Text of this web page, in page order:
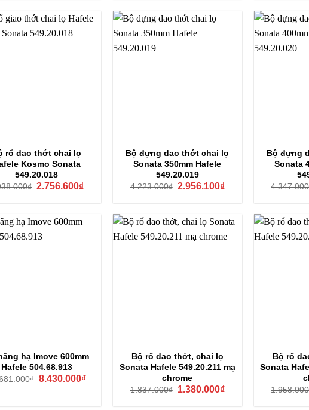
rổ dao thớt chai lọ
Kosmo Sonata
549.20.018
₫ Giá
là:
2.756.600₫Giá
tại
2.756.600₫.
Bộ đựng dao thớt chai lọ
Sonata 350mm Hafele
549.20.019
4.223.000₫ Giá
là:
2.956.100₫Giá
tại
2.956.100₫.
Bộ đựng
Sonata
4.347.000
hạ Imove 600mm
Hafele 504.68.913
₫ Giá
8.430.000₫Giá
Bộ rổ dao thớt, chai lọ
Sonata Hafele 549.20.211 mạ
chrome
1.837.000₫ Giá
là:
1.380.000₫Giá
tại
Bộ rổ
Sonata
1.958.000